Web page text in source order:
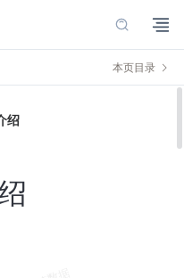
本页目录
绍